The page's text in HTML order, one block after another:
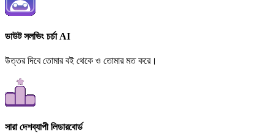
ডাউট সলভিং চর্চা AI
উত্তর দিবে তোমার বই থেকে ও তোমার মত করে।
সারা দেশব্যাপী লিডারবোর্ড